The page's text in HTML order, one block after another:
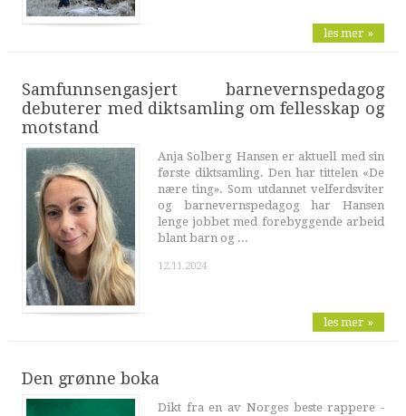
les mer »
Samfunnsengasjert barnevernspedagog
debuterer med diktsamling om fellesskap og
motstand
Anja Solberg Hansen er aktuell med sin
første diktsamling. Den har tittelen «De
nære ting». Som utdannet velferdsviter
og barnevernspedagog har Hansen
lenge jobbet med forebyggende arbeid
blant barn og ...
12.11.2024
les mer »
Den grønne boka
Dikt fra en av Norges beste rappere -